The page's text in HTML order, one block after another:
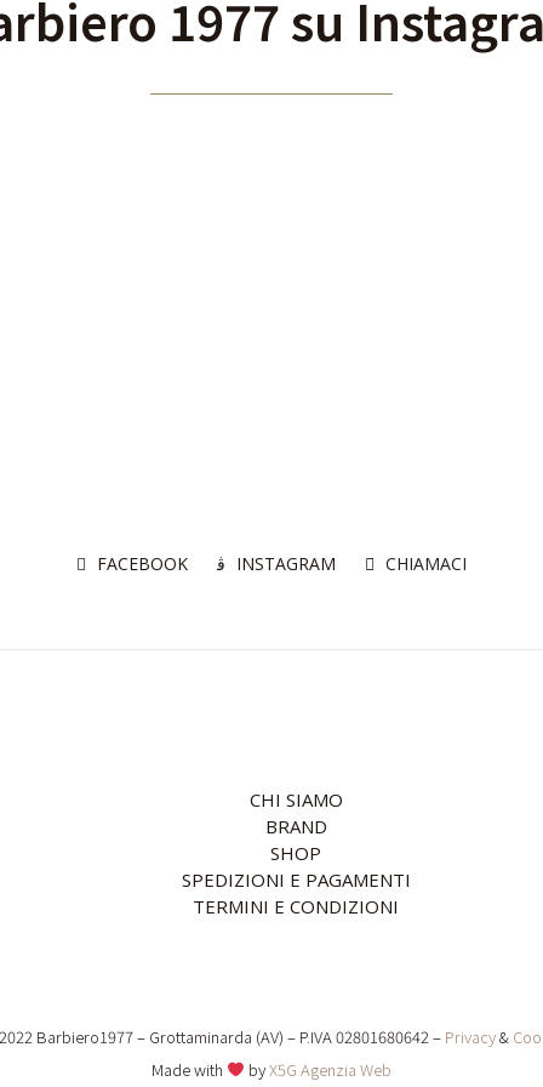
1977 su
FACEBOOK INSTAGRAM CHIAMACI
CHI SIAMO
BRAND
SHOP
SPEDIZIONI E PAGAMENTI
TERMINI E CONDIZIONI
Barbiero1977 – Grottaminarda (AV) – P.IVA 02801680642 – Privacy&
Made with
byX5G Agenzia Web